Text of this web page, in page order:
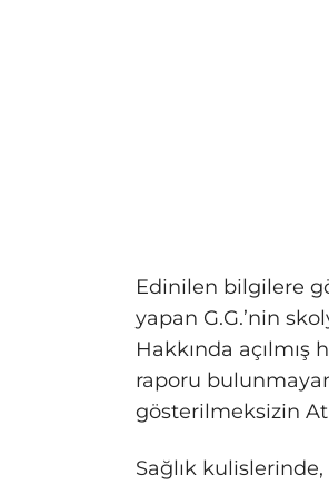
Edinilen bilgilere
yapan G.G.’nin
Hakkında
raporu
gösterilmeksizin
Sağlık